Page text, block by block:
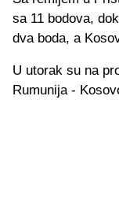
sa 11 bodova,
dva boda, a
U utorak su na
Rumunija -